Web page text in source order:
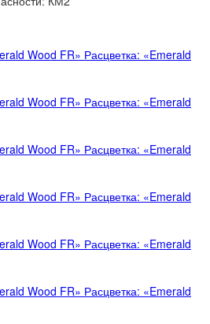
Forbo Marmoleum Acoustic
VERTIGO Flock California